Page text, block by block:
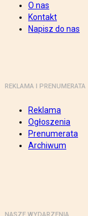
O nas
Kontakt
Napisz do nas
REKLAMA I PRENUMERATA
Reklama
Ogłoszenia
Prenumerata
Archiwum